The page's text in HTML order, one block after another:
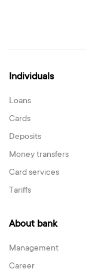
Individuals
Loans
Cards
Deposits
Money transfers
Card services
Tariffs
About bank
Management
Career